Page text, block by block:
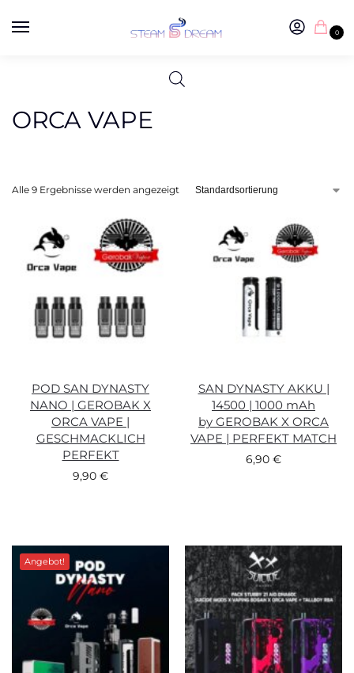
0
ORCA VAPE
Alle 9 Ergebnisse werden angezeigt
POD SAN DYNASTY
NANO | GEROBAK X
ORCA VAPE |
GESCHMACKLICH
PERFEKT
9,90 €
SAN DYNASTY AKKU |
14500 | 1000 mAh
by GEROBAK X ORCA
VAPE | PERFEKT MATCH
6,90 €
Angebot!